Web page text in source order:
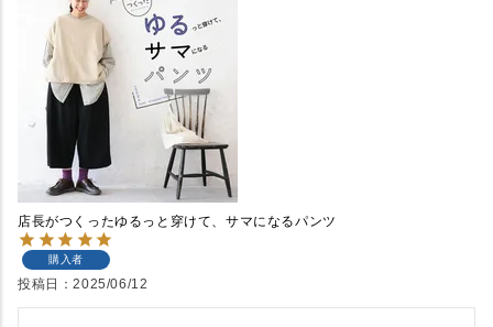
店長がつくったゆるっと穿けて、サマになるパンツ
購入者
投稿日 2025/06/12